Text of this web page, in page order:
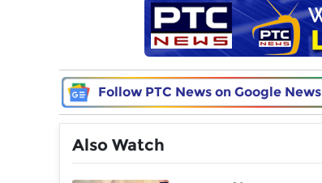
Follow PTC News on Google News
Also Watch